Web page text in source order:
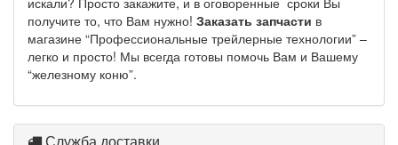
получите то, что Вам нужно! Заказать запчасти в
магазине “Профессиональные трейлерные технологии” –
легко и просто! Мы всегда готовы помочь Вам и Вашему
“железному коню”.